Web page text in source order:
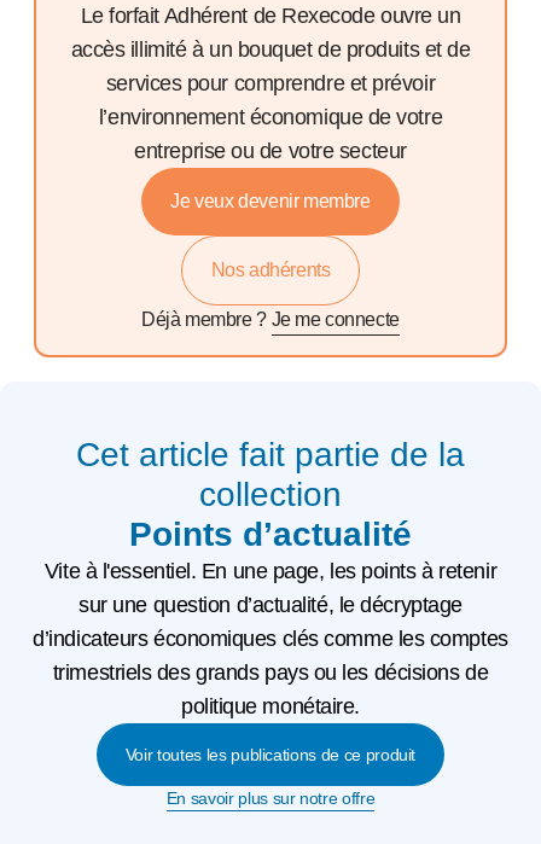
Le forfait Adhérent de Rexecode ouvre un
accès illimité à un bouquet de produits et de
services pour comprendre et prévoir
l’environnement économique de votre
entreprise ou de votre secteur
Je veux devenir membre
Nos adhérents
Déjà membre ? Je me connecte
Cet article fait partie de la
collection
Points d’actualité
Vite à l'essentiel. En une page, les points à retenir
sur une question d’actualité, le décryptage
d’indicateurs économiques clés comme les comptes
trimestriels des grands pays ou les décisions de
politique monétaire.
Voir toutes les publications de ce produit
En savoir plus sur notre offre